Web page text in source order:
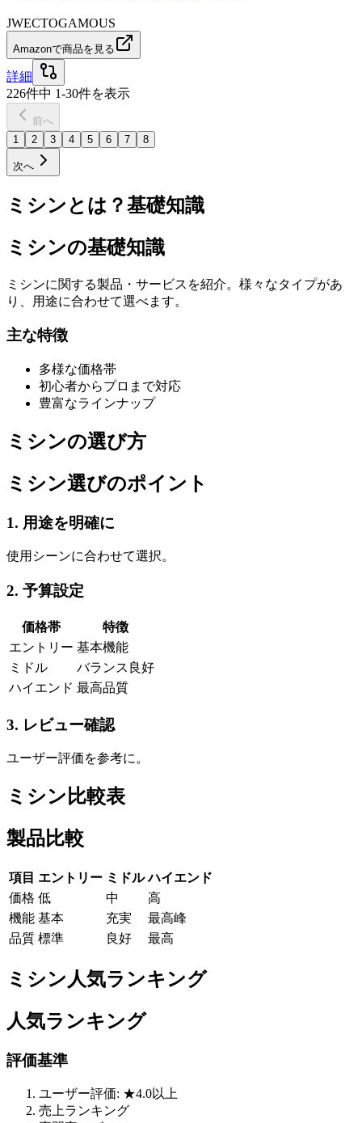
JWECTOGAMOUS
Amazonで商品を見る
詳細
226件中 1-30件を表示
前へ
1
2 3 4 5 6 7 8
次へ
ミシンとは？基礎知識
ミシンの基礎知識
ミシンに関する製品・サービスを紹介。様々なタイプがあ
り、用途に合わせて選べます。
主な特徴
多様な価格帯
初心者からプロまで対応
豊富なラインナップ
ミシンの選び方
ミシン選びのポイント
1. 用途を明確に
使用シーンに合わせて選択。
2. 予算設定
価格帯
特徴
エントリー 基本機能
ミドル
バランス良好
ハイエンド 最高品質
3. レビュー確認
ユーザー評価を参考に。
ミシン比較表
製品比較
項目 エントリー ミドル ハイエンド
価格 低 中
高
機能 基本 充実
最高峰
品質 標準 良好 最高
ミシン人気ランキング
人気ランキング
評価基準
ユーザー評価: ★4.0以上
売上ランキング